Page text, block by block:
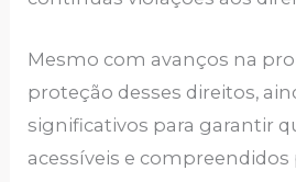
Mesmo com avanços na
proteção desses direitos,
significativos para garantir
acessíveis e